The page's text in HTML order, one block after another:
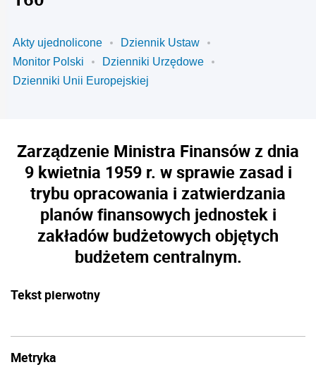
Akty ujednolicone
Dziennik Ustaw
Monitor Polski
Dzienniki Urzędowe
Dzienniki Unii Europejskiej
Zarządzenie Ministra Finansów z dnia
9 kwietnia 1959 r. w sprawie zasad i
trybu opracowania i zatwierdzania
planów finansowych jednostek i
zakładów budżetowych objętych
budżetem centralnym.
Tekst pierwotny
Metryka